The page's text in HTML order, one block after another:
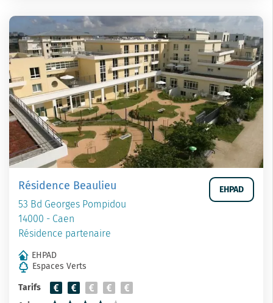
Résidence Beaulieu
53 Bd Georges Pompidou
14000 - Caen
Résidence partenaire
EHPAD
EHPAD
Espaces Verts
Tarifs